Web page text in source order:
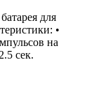
для
•
на
сек.